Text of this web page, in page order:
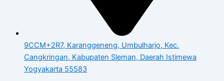
9CCM+2R7, Karanggeneng, Umbulharjo, Kec.
Cangkringan, Kabupaten Sleman, Daerah Istimewa
Yogyakarta 55583